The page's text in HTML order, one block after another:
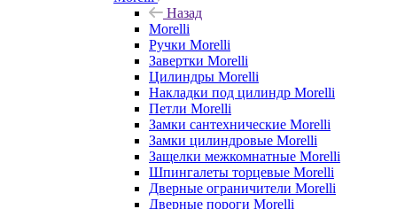
Назад
Morelli
Ручки Morelli
Завертки Morelli
Цилиндры Morelli
Накладки под цилиндр Morelli
Петли Morelli
Замки сантехнические Morelli
Замки цилиндровые Morelli
Защелки межкомнатные Morelli
Шпингалеты торцевые Morelli
Дверные ограничители Morelli
Дверные пороги Morelli